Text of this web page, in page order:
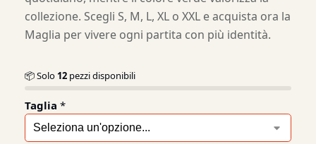
collezione. Scegli S, M, L, XL o XXL e acquista ora la
Maglia per vivere ogni partita con più identità.
📦 Solo 12 pezzi disponibili
Taglia *